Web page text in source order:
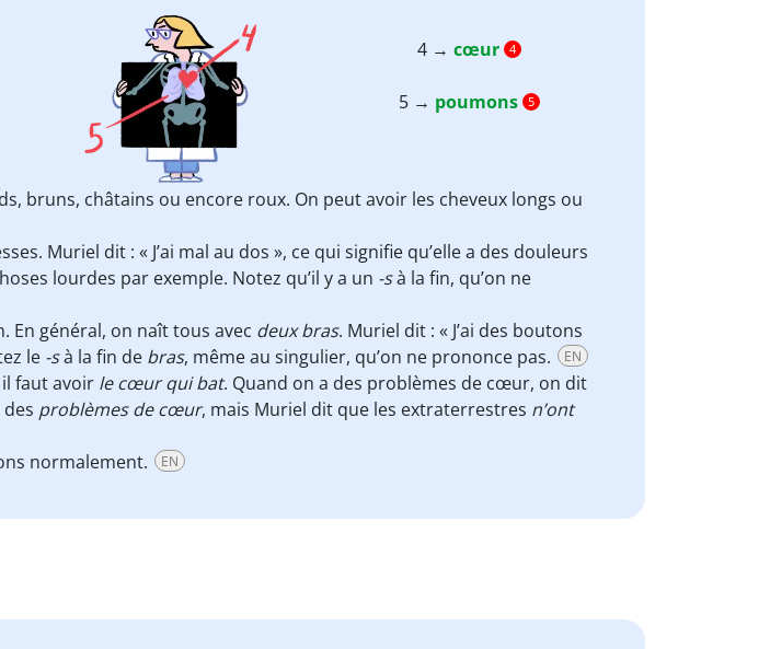
4 → cœur 4
5 → poumons 5
bruns, châtains ou encore roux. On peut avoir les cheveux longs ou
Muriel dit : « J’ai mal au dos », ce qui signifie qu’elle a des douleurs
lourdes par exemple. Notez qu’il y a un -sà la fin, qu’on ne
En général, on naît tous avec deux bras. Muriel dit : « J’ai des boutons
le -sà la fin de bras, même au singulier, qu’on ne prononce pas. EN
faut avoir le cœur qui bat. Quand on a des problèmes de cœur, on dit
problèmes de cœur, mais Muriel dit que les extraterrestres n’ont
normalement. EN